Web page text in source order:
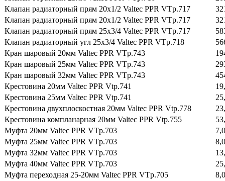
Клапан радиаторный прям 20х1/2 Valtec PPR VTp.717
Клапан радиаторный прям 20х1/2 Valtec PPR VTp.717
Клапан радиаторный прям 25х3/4 Valtec PPR VTp.717
Клапан радиаторный угл 25х3/4 Valtec PPR VTp.718
Кран шаровый 20мм Valtec PPR VTp.743
Кран шаровый 25мм Valtec PPR VTp.743
Кран шаровый 32мм Valtec PPR VTp.743
Крестовина 20мм Valtec PPR Vtp.741
Крестовина 25мм Valtec PPR Vtp.741
Крестовина двухплоскостная 20мм Valtec PPR Vtp.778
Крестовина компланарная 20мм Valtec PPR Vtp.755
Муфта 20мм Valtec PPR VTp.703
Муфта 25мм Valtec PPR VTp.703
Муфта 32мм Valtec PPR VTp.703
Муфта 40мм Valtec PPR VTp.703
Муфта переходная 25-20мм Valtec PPR VTp.705